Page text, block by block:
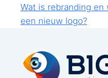
Wat is rebranding
een nieuw logo?